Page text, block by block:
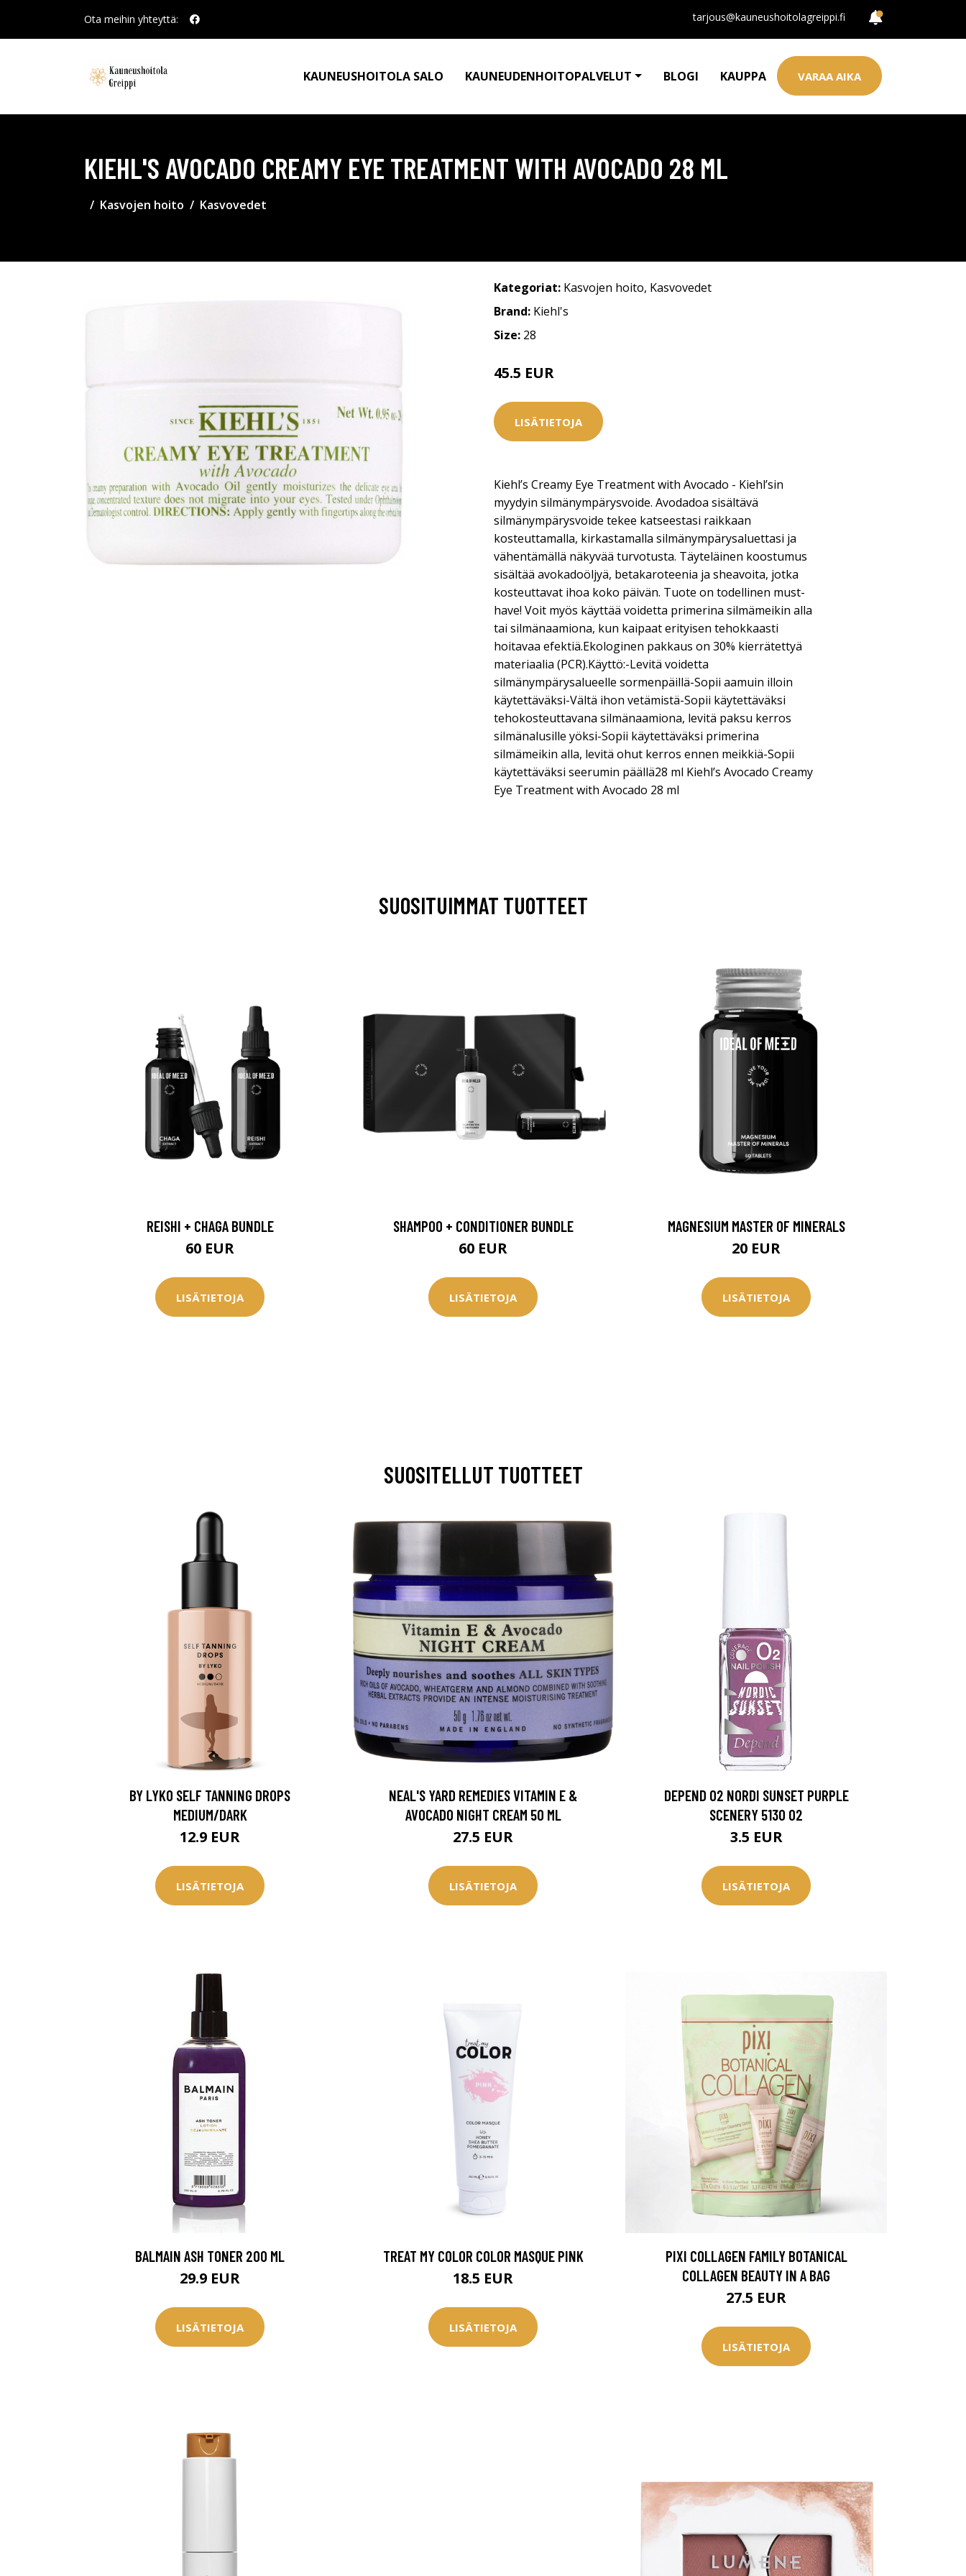
Ota meihin yhteyttä: tarjous@kauneushoitolagreippi.fi
KAUNEUSHOITOLA SALO KAUNEUDENHOITOPALVELUT BLOGI KAUPPA VARAA AIKA
KIEHL'S AVOCADO CREAMY EYE TREATMENT WITH AVOCADO 28 ML
Kasvojen hoito Kasvovedet
Kategoriat: Kasvojen hoito, Kasvovedet
Brand: Kiehl's
Size: 28
45.5 EUR
LISÄTIETOJA
Kiehl’s Creamy Eye Treatment with Avocado - Kiehl’sin
myydyin silmänympärysvoide. Avodadoa sisältävä
silmänympärysvoide tekee katseestasi raikkaan
kosteuttamalla, kirkastamalla silmänympärysaluettasi ja
vähentämällä näkyvää turvotusta. Täyteläinen koostumus
sisältää avokadoöljyä, betakaroteenia ja sheavoita, jotka
kosteuttavat ihoa koko päivän. Tuote on todellinen must-
have! Voit myös käyttää voidetta primerina silmämeikin alla
tai silmänaamiona, kun kaipaat erityisen tehokkaasti
hoitavaa efektiä.Ekologinen pakkaus on 30% kierrätettyä
materiaalia (PCR).Käyttö:-Levitä voidetta
silmänympärysalueelle sormenpäillä-Sopii aamuin illoin
käytettäväksi-Vältä ihon vetämistä-Sopii käytettäväksi
tehokosteuttavana silmänaamiona, levitä paksu kerros
silmänalusille yöksi-Sopii käytettäväksi primerina
silmämeikin alla, levitä ohut kerros ennen meikkiä-Sopii
käytettäväksi seerumin päällä28 ml Kiehl’s Avocado Creamy
Eye Treatment with Avocado 28 ml
SUOSITUIMMAT TUOTTEET
REISHI + CHAGA BUNDLE
60 EUR
LISÄTIETOJA
SHAMPOO + CONDITIONER BUNDLE
60 EUR
LISÄTIETOJA
MAGNESIUM MASTER OF MINERALS
20 EUR
LISÄTIETOJA
SUOSITELLUT TUOTTEET
BY LYKO SELF TANNING DROPS
MEDIUM/DARK
12.9 EUR
LISÄTIETOJA
NEAL'S YARD REMEDIES VITAMIN E &
AVOCADO NIGHT CREAM 50 ML
27.5 EUR
LISÄTIETOJA
DEPEND O2 NORDI SUNSET PURPLE
SCENERY 5130 O2
3.5 EUR
LISÄTIETOJA
BALMAIN ASH TONER 200 ML
29.9 EUR
LISÄTIETOJA
TREAT MY COLOR COLOR MASQUE PINK
18.5 EUR
LISÄTIETOJA
PIXI COLLAGEN FAMILY BOTANICAL
COLLAGEN BEAUTY IN A BAG
27.5 EUR
LISÄTIETOJA